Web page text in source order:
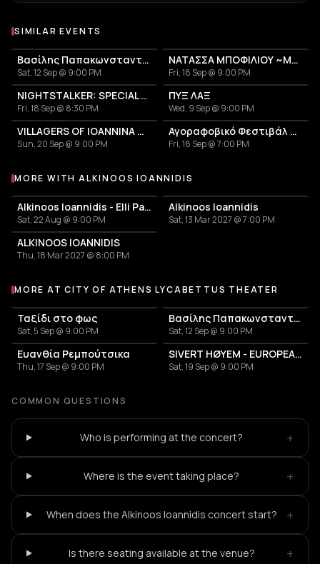
SIMILAR EVENTS
Βασίλης Παπακωνσταντίνου
Sat, 12 Sep @ 9:00 PM
ΝΑΤΑΣΣΑ ΜΠΟΦΙΛΙΟΥ ~ΜΕΤΡΗΜΑ~
Fri, 18 Sep @ 9:00 PM
NIGHTSTALKER: SPECIAL ANNIVERSARY SHOW - 30 YEARS FROM THE RELEASE OF THE ALBUM "USE"
Fri, 18 Sep @ 8:30 PM
ΠΥΞ ΛΑΞ
Wed, 9 Sep @ 9:00 PM
VILLAGERS OF IOANNINA CITY - VENCEREMOS 2026
Sun, 20 Sep @ 9:00 PM
Αγοραφοβικό Φεστιβάλ 2026
Fri, 18 Sep @ 7:00 PM
More events with Alkinoos Ioannidis
MORE WITH ALKINOOS IOANNIDIS
Alkinoos Ioannidis - Elli Paspala
Sat, 22 Aug @ 9:00 PM
Alkinoos Ioannidis
Sat, 13 Mar 2027 @ 7:00 PM
ALKINOOS IOANNIDIS
Thu, 18 Mar 2027 @ 8:00 PM
More events at City of Athens Lycabettus Theater
MORE AT CITY OF ATHENS LYCABETTUS THEATER
Ταξίδι στο φως
Sat, 5 Sep @ 9:00 PM
Βασίλης Παπακωνσταντίνου
Sat, 12 Sep @ 9:00 PM
Ευανθία Ρεμπούτσικα
Thu, 17 Sep @ 9:00 PM
SIVERT HØYEM - EUROPEAN TOUR 2026
Sat, 19 Sep @ 9:00 PM
COMMON QUESTIONS
Who is performing at the concert? +
Where is the event taking place? +
When does the Alkinoos Ioannidis concert start? +
Is there seating available at the venue? +